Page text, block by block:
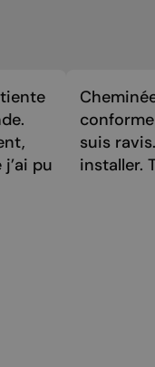
pu
suis
installer.